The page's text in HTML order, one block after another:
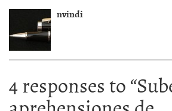
nvindi
4 responses to “